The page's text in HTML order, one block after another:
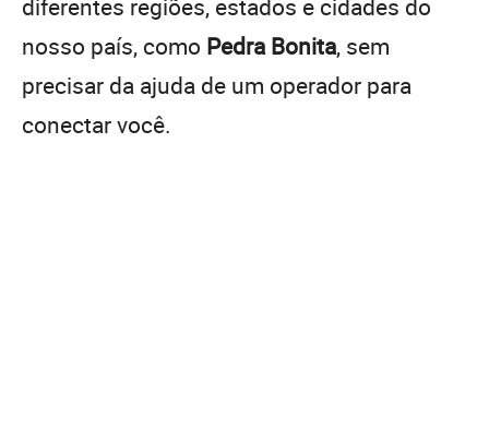
nosso país, como Pedra Bonita, sem
precisar da ajuda de um operador para
conectar você.